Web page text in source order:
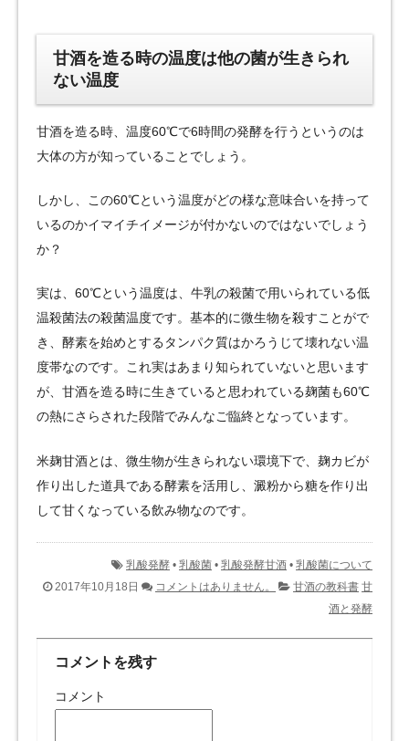
甘酒を造る時の温度は他の菌が生きられ
ない温度
甘酒を造る時、温度60℃で6時間の発酵を行うというのは
大体の方が知っていることでしょう。
しかし、この60℃という温度がどの様な意味合いを持って
いるのかイマイチイメージが付かないのではないでしょう
か？
実は、60℃という温度は、牛乳の殺菌で用いられている低
温殺菌法の殺菌温度です。基本的に微生物を殺すことがで
き、酵素を始めとするタンパク質はかろうじて壊れない温
度帯なのです。これ実はあまり知られていないと思います
が、甘酒を造る時に生きていると思われている麹菌も60℃
の熱にさらされた段階でみんなご臨終となっています。
米麹甘酒とは、微生物が生きられない環境下で、麹カビが
作り出した道具である酵素を活用し、澱粉から糖を作り出
して甘くなっている飲み物なのです。
乳酸発酵 • 乳酸菌 • 乳酸発酵甘酒 • 乳酸菌について
2017年10月18日
コメントはありません。 甘酒の教科書 甘
酒と発酵
コメントを残す
コメント